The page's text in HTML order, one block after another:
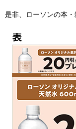
是非、ローソンの本・